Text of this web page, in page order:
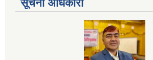
सूचना अधिकारी